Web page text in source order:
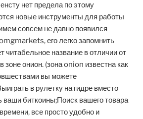
нет предела по этому
новые инструменты для работы
совсем не давно появился
его легко запомнить
читабельное название в отличии от
зоне онион. (зона onion известна как
вы можете
в рулетку на гидре вместо
ваши биткоины;Поиск вашего товара
все просто удобно и